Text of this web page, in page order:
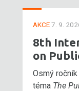
AKCE7. 9.
8th
on
Osmý
téma The